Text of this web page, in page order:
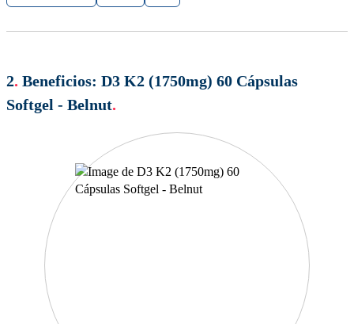
2. Beneficios: D3 K2 (1750mg) 60 Cápsulas
Softgel - Belnut.